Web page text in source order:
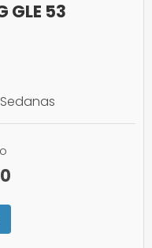
GLE 53
Sedanas